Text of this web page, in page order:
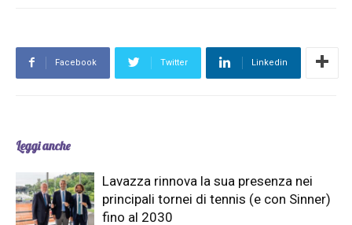
Facebook Twitter Linkedin
Leggi anche
Lavazza rinnova la sua presenza nei
principali tornei di tennis (e con Sinner)
fino al 2030